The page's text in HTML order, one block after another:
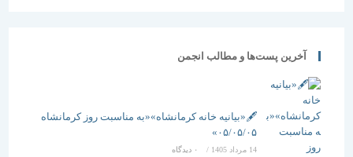
آخرین پست‌ها و مطالب انجمن
🖋️«بیانیه خانه کرمانشاه»«به مناسبت روز کرمانشاه
۰۵/۰۵/۰۵»
/ ۰ دیدگاه